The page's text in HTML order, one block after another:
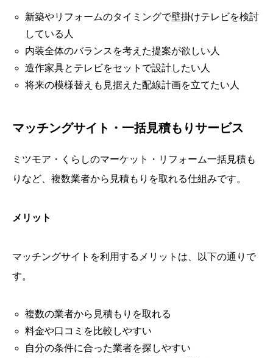
新築やリフォームのタイミングで壁掛けテレビを検討
している人
内装全体のバランスを考えた提案が欲しい人
造作家具とテレビをセットで設計したい人
将来の模様替えも見据えた配線計画を立てたい人
マッチングサイト・一括見積もりサービス
ミツモア・くらしのマーケット・リフォーム一括見積も
りなど、複数業者から見積もりを取れる仕組みです。
メリット
マッチングサイトを利用するメリットは、以下の通りで
す。
複数の業者から見積もりを取れる
料金や口コミを比較しやすい
自分の条件に合った業者を探しやすい